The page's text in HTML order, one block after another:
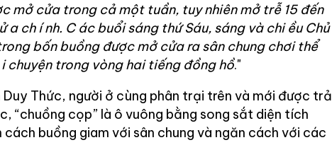
mở cửa trong cả một tuần, tuy nhiên mở trễ 15 đến
a ch í nh. C ác buổi sáng thứ Sáu, sáng và chi ều Chủ
bốn buồng được mở cửa ra sân chung chơi thể
i chuyện trong vòng hai tiếng đồng hồ."
Duy Thức, người ở cùng phân trại trên và mới được trả
“chuồng cọp” là ô vuông bằng song sắt diện tích
buồng giam với sân chung và ngăn cách với các